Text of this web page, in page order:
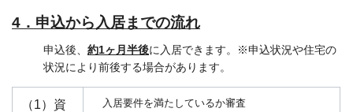
4．申込から入居までの流れ
申込後、 約1ヶ月半後に入居できます。※申込状況や住宅の
状況により前後する場合があります。
（1）資
入居要件を満たしているか審査